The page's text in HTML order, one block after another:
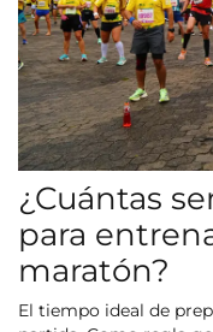
¿Cuántas
para
maratón?
El tiempo ideal de